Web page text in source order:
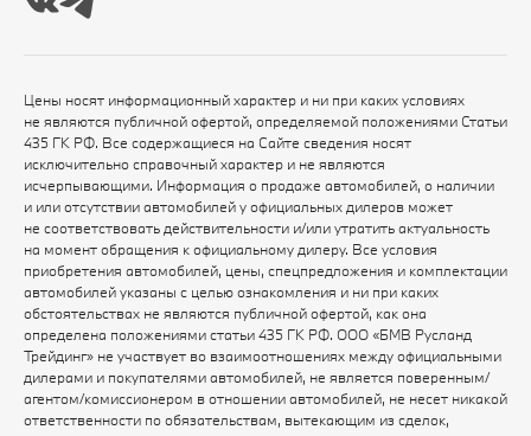
Цены носят информационный характер и ни при каких условиях
не являются публичной офертой, определяемой положениями Статьи
435 ГК РФ. Все содержащиеся на Сайте сведения носят
исключительно справочный характер и не являются
исчерпывающими. Информация о продаже автомобилей, о наличии
и или отсутствии автомобилей у официальных дилеров может
не соответствовать действительности и/или утратить актуальность
на момент обращения к официальному дилеру. Все условия
приобретения автомобилей, цены, спецпредложения и комплектации
автомобилей указаны с целью ознакомления и ни при каких
обстоятельствах не являются публичной офертой, как она
определена положениями статьи 435 ГК РФ. ООО «БМВ Русланд
Трейдинг» не участвует во взаимоотношениях между официальными
дилерами и покупателями автомобилей, не является поверенным/
агентом/комиссионером в отношении автомобилей, не несет никакой
ответственности по обязательствам, вытекающим из сделок,